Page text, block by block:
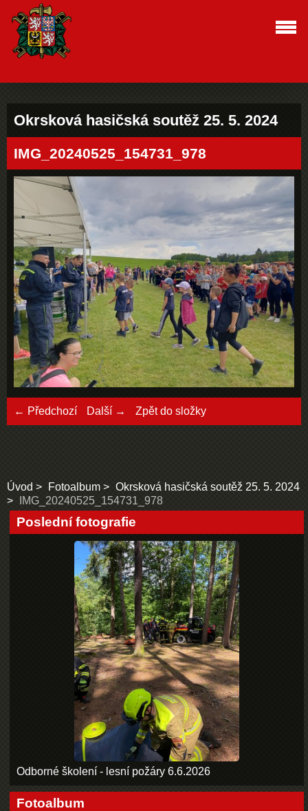
Okrsková hasičská soutěž 25. 5. 2024
IMG_20240525_154731_978
← Předchozí Další → Zpět do složky
Úvod Fotoalbum
Okrsková hasičská soutěž 25. 5. 2024
IMG_20240525_154731_978
Poslední fotografie
Odborné školení - lesní požáry 6.6.2026
Fotoalbum